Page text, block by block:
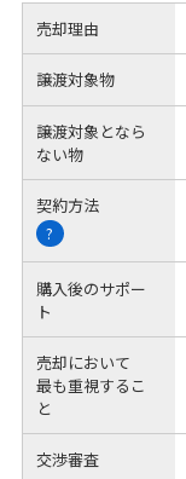
売却理由
譲渡対象物
譲渡対象となら
ない物
契約方法
?
購入後のサポー
ト
売却において
最も重視するこ
と
交渉審査